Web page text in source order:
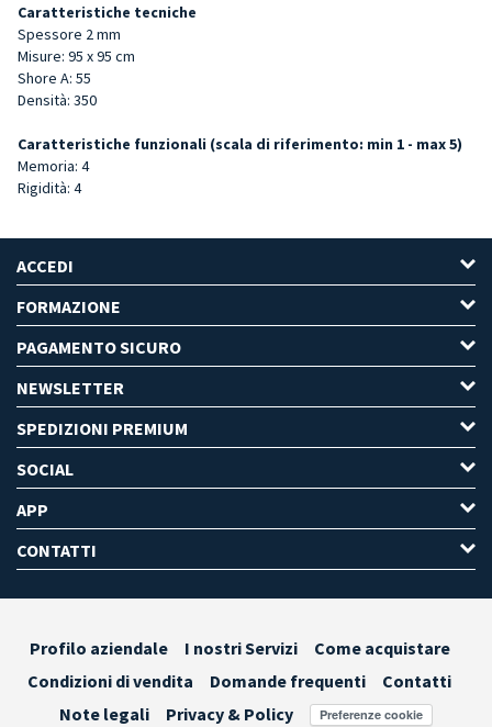
Caratteristiche tecniche
Spessore 2 mm
Misure: 95 x 95 cm
Shore A: 55
Densità: 350
Caratteristiche funzionali (scala di riferimento: min 1 - max 5)
Memoria: 4
Rigidità: 4
ACCEDI
FORMAZIONE
PAGAMENTO SICURO
NEWSLETTER
SPEDIZIONI PREMIUM
SOCIAL
APP
CONTATTI
Profilo aziendale I nostri Servizi
Come acquistare
Condizioni di vendita
Domande frequenti
Contatti
Note legali
Privacy & Policy Preferenze cookie